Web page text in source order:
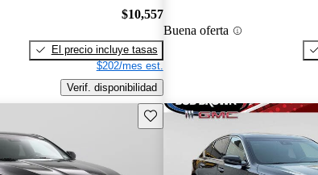
$10,557
El precio incluye tasas
$202/mes est.
Verif. disponibilidad
Buena oferta
Guarda este Aviso